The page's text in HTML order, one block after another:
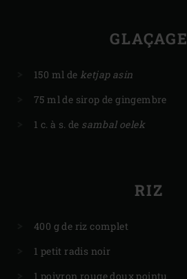
GLAÇAGE
150 ml de ketjap asin
75 ml de sirop de gingembre
1 c. à s. de sambal oelek
RIZ
400 g de riz complet
1 petit radis noir
1 poivron rouge doux pointu